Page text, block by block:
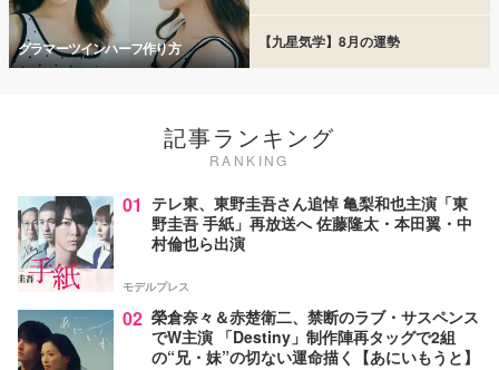
グラマーツインハーフ作り方 【九星気学】8月の運勢
記事ランキング
RANKING
01 テレ東、東野圭吾さん追悼 亀梨和也主演「東
野圭吾 手紙」再放送へ 佐藤隆太・本田翼・中
村倫也ら出演
モデルプレス
02 榮倉奈々＆赤楚衛二、禁断のラブ・サスペンス
でW主演 「Destiny」制作陣再タッグで2組
の“兄・妹”の切ない運命描く【あにいもうと】